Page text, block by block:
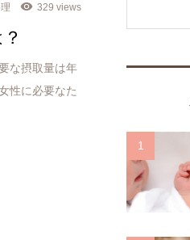
329 views
な摂取量は年
性に必要なた
1